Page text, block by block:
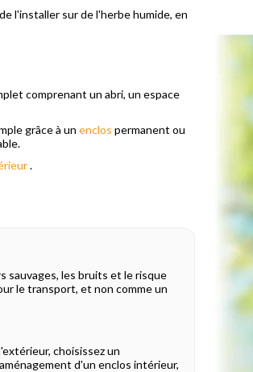
l'installer sur de l'herbe humide, en
comprenant un abri, un espace
grâce à un enclos permanent ou
.
sauvages, les bruits et le risque
le transport, et non comme un
choisissez un
d'un enclos intérieur,